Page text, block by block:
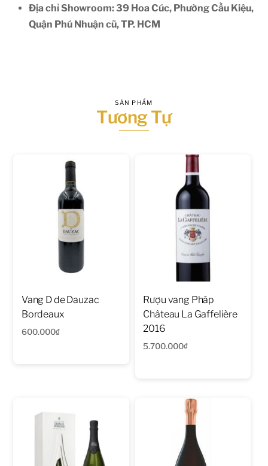
Địa chỉ Showroom:39 Hoa Cúc, Phường Cầu Kiệu,
Quận Phú Nhuận cũ, TP. HCM
SẢN PHẨM
Tương Tự
Vang D de Dauzac
Bordeaux
600.000₫
Rượu vang Pháp
Château La Gaffelière
2016
5.700.000₫